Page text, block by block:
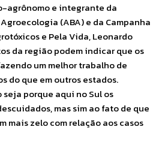
agrônomo e integrante da
(ABA) e da Campanha
e Pela Vida, Leonardo
da região podem indicar que os
um melhor trabalho de
do que em outros estados.
porque aqui no Sul os
mas sim ao fato de que
mais zelo com relação aos casos